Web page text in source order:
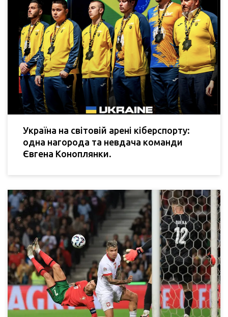
Україна на світовій арені кіберспорту:
одна нагорода та невдача команди
Євгена Коноплянки.